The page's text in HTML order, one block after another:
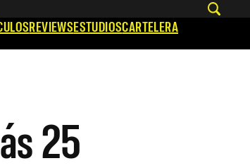
REVIEWSESTUDIOSCARTELERA
25